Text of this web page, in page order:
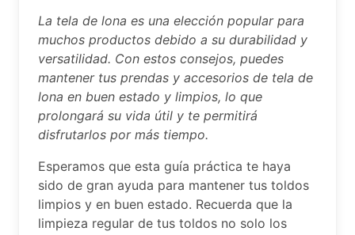
La tela de lona es una elección popular para
muchos productos debido a su durabilidad y
versatilidad. Con estos consejos, puedes
mantener tus prendas y accesorios de tela de
lona en buen estado y limpios, lo que
prolongará su vida útil y te permitirá
disfrutarlos por más tiempo.
Esperamos que esta guía práctica te haya
sido de gran ayuda para mantener tus toldos
limpios y en buen estado. Recuerda que la
limpieza regular de tus toldos no solo los